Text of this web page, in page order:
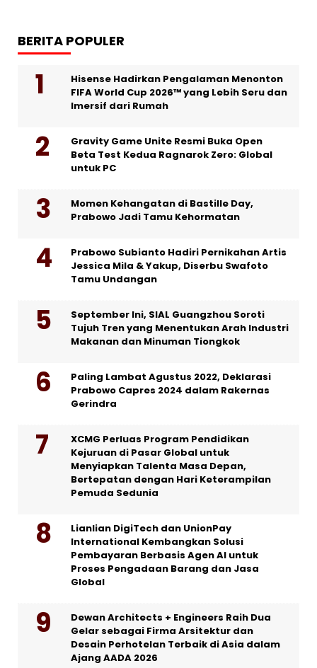
BERITA POPULER
Hisense Hadirkan Pengalaman Menonton
FIFA World Cup 2026™ yang Lebih Seru dan
Imersif dari Rumah
Gravity Game Unite Resmi Buka Open
Beta Test Kedua Ragnarok Zero: Global
untuk PC
Momen Kehangatan di Bastille Day,
Prabowo Jadi Tamu Kehormatan
Prabowo Subianto Hadiri Pernikahan Artis
Jessica Mila & Yakup, Diserbu Swafoto
Tamu Undangan
September Ini, SIAL Guangzhou Soroti
Tujuh Tren yang Menentukan Arah Industri
Makanan dan Minuman Tiongkok
Paling Lambat Agustus 2022, Deklarasi
Prabowo Capres 2024 dalam Rakernas
Gerindra
XCMG Perluas Program Pendidikan
Kejuruan di Pasar Global untuk
Menyiapkan Talenta Masa Depan,
Bertepatan dengan Hari Keterampilan
Pemuda Sedunia
Lianlian DigiTech dan UnionPay
International Kembangkan Solusi
Pembayaran Berbasis Agen AI untuk
Proses Pengadaan Barang dan Jasa
Global
Dewan Architects + Engineers Raih Dua
Gelar sebagai Firma Arsitektur dan
Desain Perhotelan Terbaik di Asia dalam
Ajang AADA 2026